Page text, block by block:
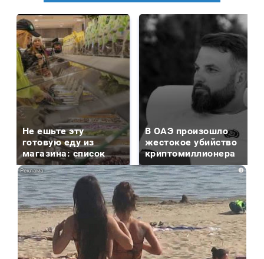
Не ешьте эту
готовую еду из
магазина: список
В ОАЭ произошло
жестокое убийство
криптомиллионера
i